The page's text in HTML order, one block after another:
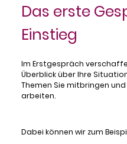
Das erste
Einstieg
Im Erstgespräch
Überblick über Ihre
Themen Sie mitbringen
arbeiten.
Dabei können wir zum